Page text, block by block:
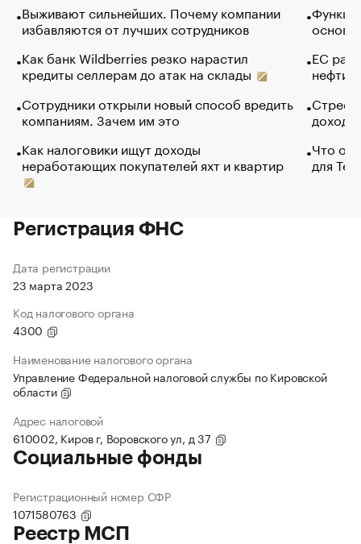
Выживают сильнейших. Почему компании
избавляются от лучших сотрудников
Как банк Wildberries резко нарастил
кредиты селлерам до атак на склады
Сотрудники открыли новый способ вредить
компаниям. Зачем им это
Как налоговики ищут доходы
неработающих покупателей яхт и квартир
основ
ЕС
нефти
Что
для
Регистрация ФНС
Дата регистрации
23 марта 2023
Код налогового органа
4300
Наименование налогового органа
Управление Федеральной налоговой службы по Кировской
области
Адрес налоговой
610002, Киров г, Воровского ул, д 37
Социальные фонды
Регистрационный номер СФР
1071580763
Реестр МСП